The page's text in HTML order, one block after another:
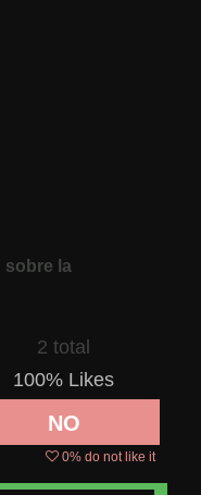
sobre la
2 total
100% Likes
NO
0% do not like it